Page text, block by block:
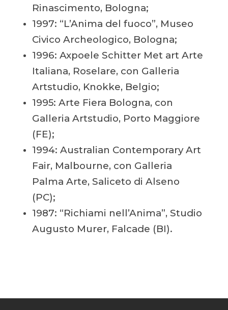
Rinascimento, Bologna;
1997: “L’Anima del fuoco”, Museo
Civico Archeologico, Bologna;
1996: Axpoele Schitter Met art Arte
Italiana, Roselare, con Galleria
Artstudio, Knokke, Belgio;
1995: Arte Fiera Bologna, con
Galleria Artstudio, Porto Maggiore
(FE);
1994: Australian Contemporary Art
Fair, Malbourne, con Galleria
Palma Arte, Saliceto di Alseno
(PC);
1987: “Richiami nell’Anima”, Studio
Augusto Murer, Falcade (BI).